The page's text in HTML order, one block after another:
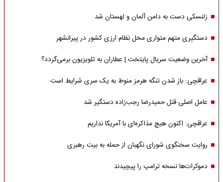
زلنسکی دست به دامن آلمان و لهستان شد
دستگیری متهم متواری مخل نظام ارزی کشور در پیرانشهر
آخرین وضعیت سریال پایتخت | عطاران به تلویزیون برمی‌گردد؟
عراقچی: باز شدن تنگه هرمز منوط به یک سری شرایط است
عامل اصلی قتل حمیدرضا رجب‌زاده دستگیر شد
عراقچی: اکنون هیچ مذاکره‌ای با آمریکا نداریم
روایت سخنگوی شورای نگهبان از حمله به بیت رهبری
دموکرات‌ها نسخه ترامپ را پیچیدند